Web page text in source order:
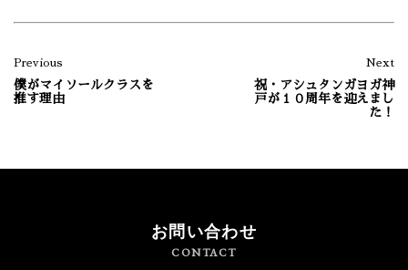
Previous
僕がマイソールクラスを
推す理由
Next
祝・アシュタンガヨガ神
戸が１０周年を迎えまし
た！
お問い合わせ
CONTACT